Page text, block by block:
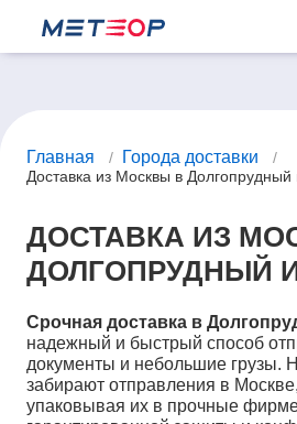
Главная / Города доставки
/
Доставка из Москвы в Долгопрудный
ДОСТАВКА ИЗ
ДОЛГОПРУДНЫЙ
Срочная доставка в
надежный и быстрый способ
документы и небольшие грузы.
забирают отправления в
упаковывая их в прочные